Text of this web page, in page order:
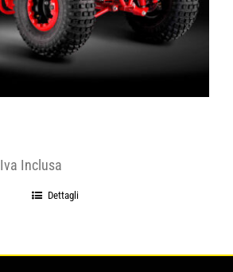
Iva Inclusa
Dettagli